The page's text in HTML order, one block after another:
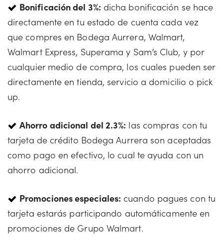
Bonificación del 3%: dicha bonificación se hace
directamente en tu estado de cuenta cada vez
que compres en Bodega Aurrera, Walmart,
Walmart Express, Superama y Sam’s Club, y por
cualquier medio de compra, los cuales pueden ser
directamente en tienda, servicio a domicilio o pick
up.
Ahorro adicional del 2.3%: las compras con tu
tarjeta de crédito Bodega Aurrera son aceptadas
como pago en efectivo, lo cual te ayuda con un
ahorro adicional.
Promociones especiales: cuando pagues con tu
tarjeta estarás participando automáticamente en
promociones de Grupo Walmart.